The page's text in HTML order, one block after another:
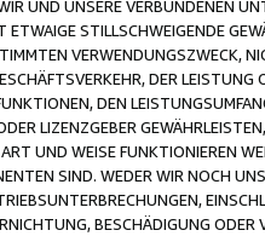
UND UNSERE VERBUNDENEN
STILLSCHWEIGENDE
VERWENDUNGSZWECK,
DER LEISTUNG
DEN
LIZENZGEBER
UND WEISE FUNKTIONIEREN
SIND. WEDER WIR NOCH
BESCHÄDIGUNG